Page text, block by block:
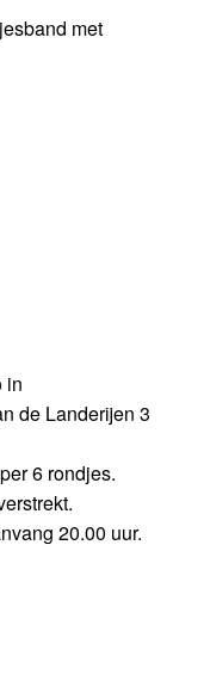
met
in
de Landerijen 3
6 rondjes.
20.00 uur.